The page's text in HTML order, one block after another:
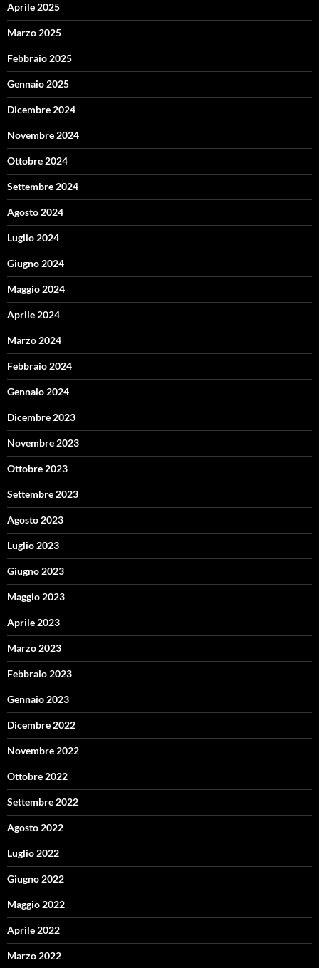
Aprile 2025
Marzo 2025
Febbraio 2025
Gennaio 2025
Dicembre 2024
Novembre 2024
Ottobre 2024
Settembre 2024
Agosto 2024
Luglio 2024
Giugno 2024
Maggio 2024
Aprile 2024
Marzo 2024
Febbraio 2024
Gennaio 2024
Dicembre 2023
Novembre 2023
Ottobre 2023
Settembre 2023
Agosto 2023
Luglio 2023
Giugno 2023
Maggio 2023
Aprile 2023
Marzo 2023
Febbraio 2023
Gennaio 2023
Dicembre 2022
Novembre 2022
Ottobre 2022
Settembre 2022
Agosto 2022
Luglio 2022
Giugno 2022
Maggio 2022
Aprile 2022
Marzo 2022